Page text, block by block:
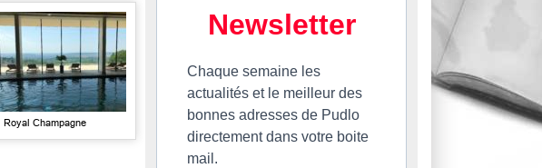
Royal Champagne
Newsletter
Chaque semaine les
actualités et le meilleur des
bonnes adresses de Pudlo
directement dans votre boite
mail.